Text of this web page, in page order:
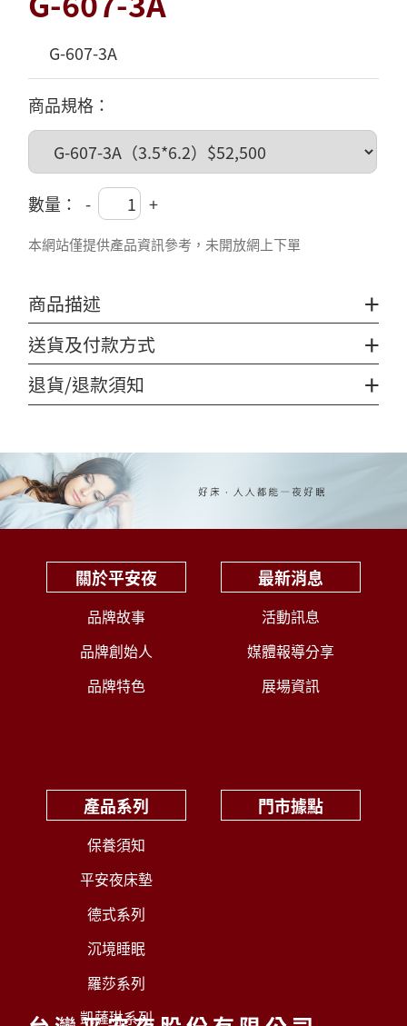
G-607-3A
商品規格：
數量： - +
本網站僅提供產品資訊參考，未開放網上下單
商品描述 +
送貨及付款方式 +
退貨/退款須知 +
關於平安夜
品牌故事
品牌創始人
品牌特色
最新消息
活動訊息
媒體報導分享
展場資訊
產品系列
保養須知
平安夜床墊
德式系列
沉境睡眠
羅莎系列
凱薩琳系列
門市據點